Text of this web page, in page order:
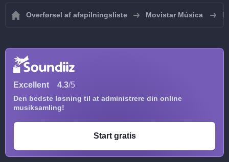
Overførsel af afspilningsliste Movistar Música
Excellent 4.3/5
Den bedste løsning til at administrere din online
musiksamling!
Start gratis